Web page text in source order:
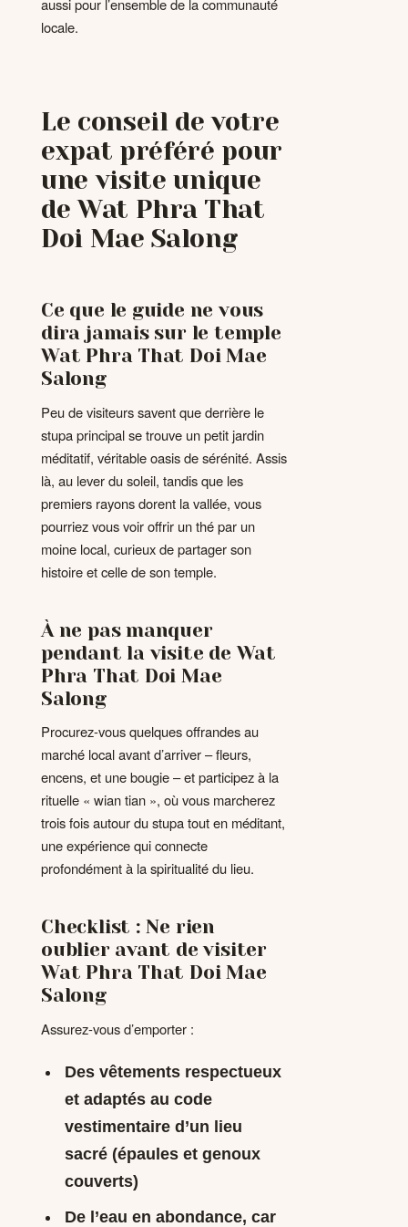
aussi pour l’ensemble de la communauté
locale.
Le conseil de votre
expat préféré pour
une visite unique
de Wat Phra That
Doi Mae Salong
Ce que le guide ne vous
dira jamais sur le temple
Wat Phra That Doi Mae
Salong
Peu de visiteurs savent que derrière le
stupa principal se trouve un petit jardin
méditatif, véritable oasis de sérénité. Assis
là, au lever du soleil, tandis que les
premiers rayons dorent la vallée, vous
pourriez vous voir offrir un thé par un
moine local, curieux de partager son
histoire et celle de son temple.
À ne pas manquer
pendant la visite de Wat
Phra That Doi Mae
Salong
Procurez-vous quelques offrandes au
marché local avant d’arriver – fleurs,
encens, et une bougie – et participez à la
rituelle « wian tian », où vous marcherez
trois fois autour du stupa tout en méditant,
une expérience qui connecte
profondément à la spiritualité du lieu.
Checklist : Ne rien
oublier avant de visiter
Wat Phra That Doi Mae
Salong
Assurez-vous d’emporter :
Des vêtements respectueux
et adaptés au code
vestimentaire d’un lieu
sacré (épaules et genoux
couverts)
De l’eau en abondance, car